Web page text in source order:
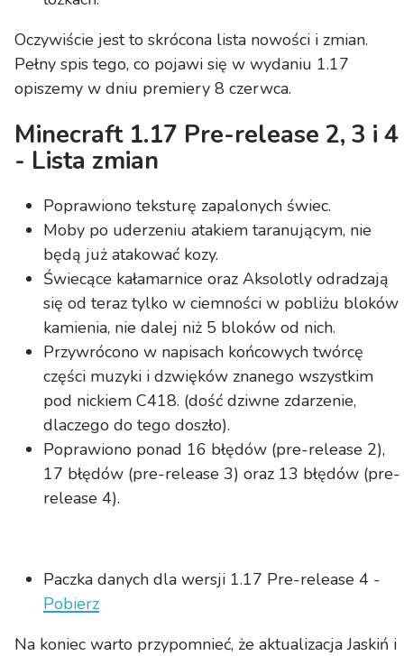
Oczywiście jest to skrócona lista nowości i zmian.
Pełny spis tego, co pojawi się w wydaniu 1.17
opiszemy w dniu premiery 8 czerwca.
Minecraft 1.17 Pre-release 2, 3 i 4
- Lista zmian
Poprawiono teksturę zapalonych świec.
Moby po uderzeniu atakiem taranującym, nie
będą już atakować kozy.
Świecące kałamarnice oraz Aksolotly odradzają
się od teraz tylko w ciemności w pobliżu bloków
kamienia, nie dalej niż 5 bloków od nich.
Przywrócono w napisach końcowych twórcę
części muzyki i dzwięków znanego wszystkim
pod nickiem C418. (dość dziwne zdarzenie,
dlaczego do tego doszło).
Poprawiono ponad 16 błędów (pre-release 2),
17 błędów (pre-release 3) oraz 13 błędów (pre-
release 4).
Paczka danych dla wersji 1.17 Pre-release 4 -
Pobierz
Na koniec warto przypomnieć, że aktualizacja Jaskiń i